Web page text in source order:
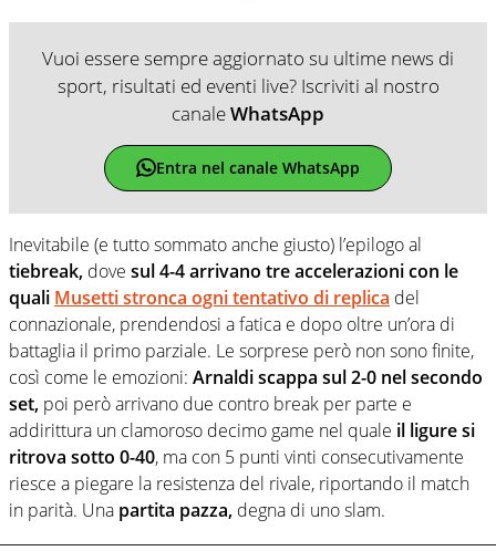
Vuoi essere sempre aggiornato su ultime news di
sport, risultati ed eventi live? Iscriviti al nostro
canaleWhatsApp
Entra nel canale WhatsApp
Inevitabile (e tutto sommato anche giusto) l’epilogo al
tiebreak, dove sul 4-4 arrivano tre accelerazioni con le
quali Musetti stronca ogni tentativo di replica del
connazionale, prendendosi a fatica e dopo oltre un’ora di
battaglia il primo parziale. Le sorprese però non sono finite,
così come le emozioni: Arnaldi scappa sul 2-0 nel secondo
set, poi però arrivano due contro break per parte e
addirittura un clamoroso decimo game nel quale il ligure si
ritrova sotto 0-40, ma con 5 punti vinti consecutivamente
riesce a piegare la resistenza del rivale, riportando il match
in parità. Una partita pazza, degna di uno slam.